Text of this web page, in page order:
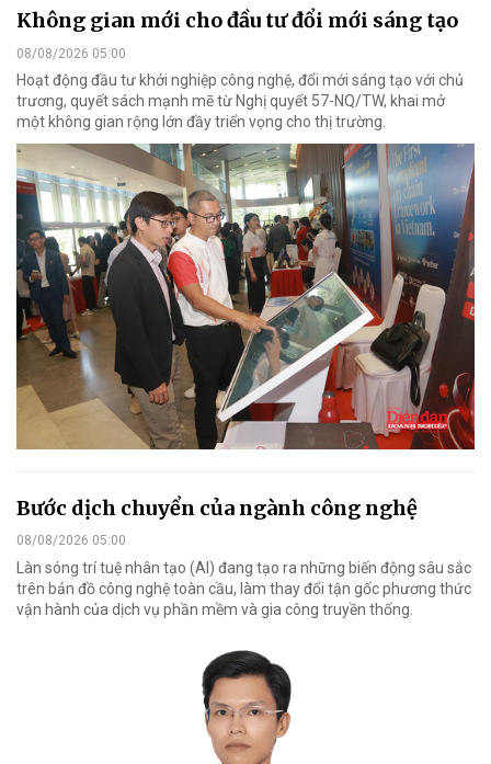
Không gian mới cho đầu tư đổi mới sáng tạo
08/08/2026 05:00
Hoạt động đầu tư khởi nghiệp công nghệ, đổi mới sáng tạo với chủ
trương, quyết sách mạnh mẽ từ Nghị quyết 57-NQ/TW, khai mở
một không gian rộng lớn đầy triển vọng cho thị trường.
Bước dịch chuyển của ngành công nghệ
08/08/2026 05:00
Làn sóng trí tuệ nhân tạo (AI) đang tạo ra những biến động sâu sắc
trên bản đồ công nghệ toàn cầu, làm thay đổi tận gốc phương thức
vận hành của dịch vụ phần mềm và gia công truyền thống.